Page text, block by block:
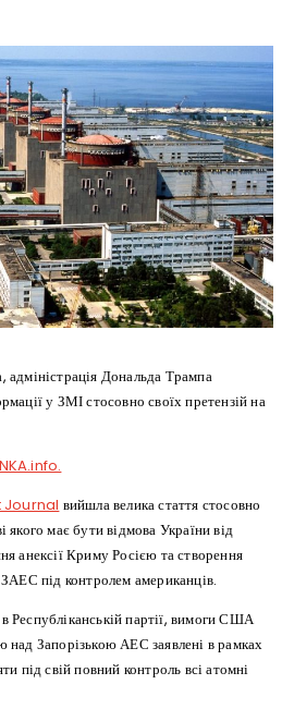
Дональда Трампа
у ЗМІ стосовно своїх претензій на
Journal вийшла велика стаття стосовно
має бути відмова України від
анексії Криму Росією та створення
під контролем американців.
партії, вимоги США
над Запорізькою АЕС заявлені в рамках
під свій повний контроль всі атомні